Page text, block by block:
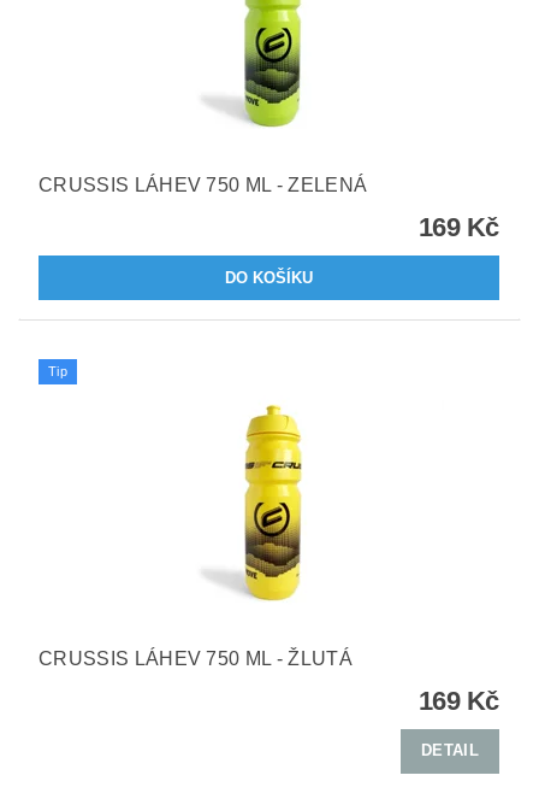
CRUSSIS LÁHEV 750 ML - ZELENÁ
169 Kč
Tip
CRUSSIS LÁHEV 750 ML - ŽLUTÁ
169 Kč
DETAIL